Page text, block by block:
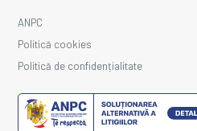
ANPC
Politică cookies
Politică de confidențialitate